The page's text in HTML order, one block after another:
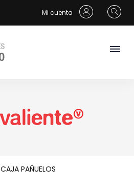
Mi cuenta
CAJA PAÑUELOS